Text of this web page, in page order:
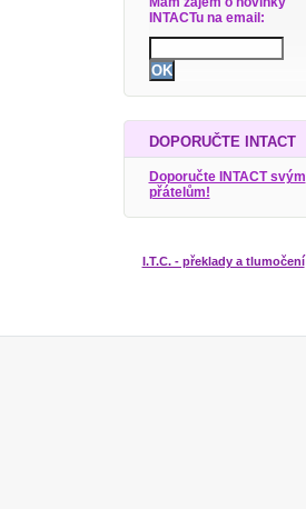
INTACTu na email:
DOPORUČTE INTACT
Doporučte INTACT svým
přátelům!
I.T.C. - překlady a tlumočení